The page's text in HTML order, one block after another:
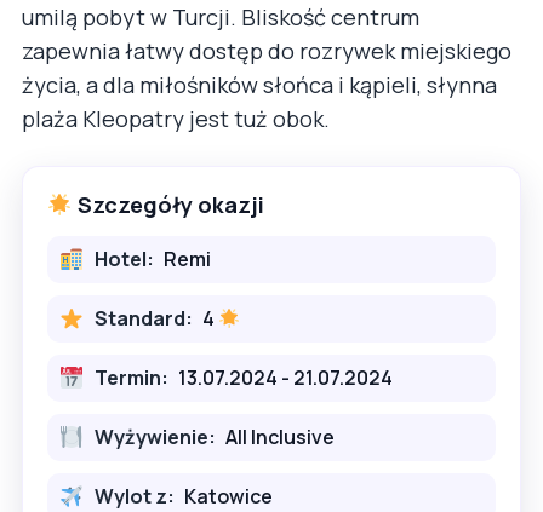
umilą pobyt w Turcji. Bliskość centrum
zapewnia łatwy dostęp do rozrywek miejskiego
życia, a dla miłośników słońca i kąpieli, słynna
plaża Kleopatry jest tuż obok.
Szczegóły okazji
Hotel: Remi
Standard: 4
Termin: 13.07.2024 - 21.07.2024
Wyżywienie: All Inclusive
Wylot z: Katowice